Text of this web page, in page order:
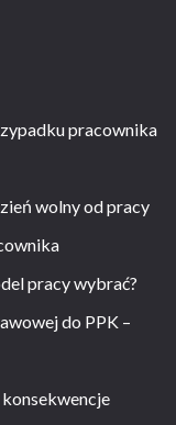
pracownika
wolny od pracy
pracy wybrać?
do PPK –